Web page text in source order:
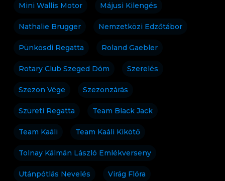
Mini Wallis Motor Májusi Kilengés
Nathalie Brugger Nemzetközi Edzőtábor
Pünkösdi Regatta Roland Gaebler
Rotary Club Szeged Dóm Szerelés
Szezon Vége Szezonzárás
Szüreti Regatta Team Black Jack
Team Kaáli Team Kaáli Kikötő
Tolnay Kálmán László Emlékverseny
Utánpótlás Nevelés Virág Flóra